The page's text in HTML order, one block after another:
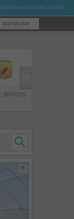
DEPARTAMENTO DE ESPORTE
Atende.Net
PROGRAMA BOLSA